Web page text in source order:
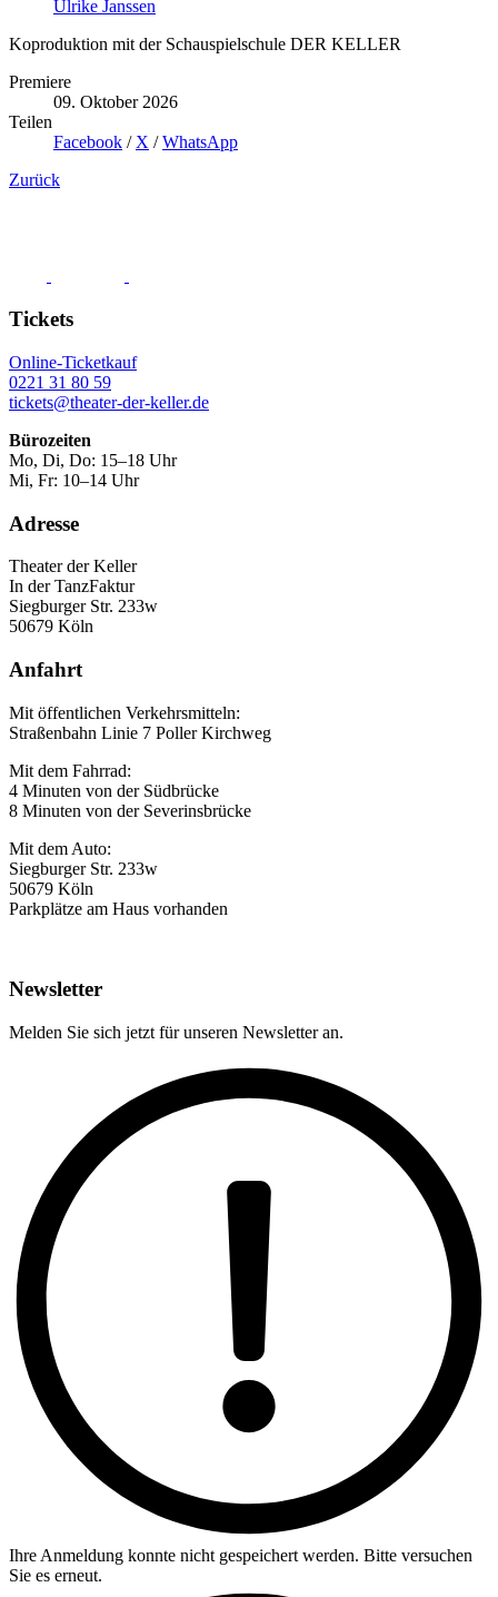
Ulrike Janssen
Koproduktion mit der Schauspielschule DER KELLER
Premiere
09. Oktober 2026
Teilen
Facebook / X /WhatsApp
Zurück
Tickets
Online-Ticketkauf
0221 31 80 59
tickets@theater-der-keller.de
Bürozeiten
Mo, Di, Do: 15–18 Uhr
Mi, Fr: 10–14 Uhr
Adresse
Theater der Keller
In der TanzFaktur
Siegburger Str. 233w
50679 Köln
Anfahrt
Mit öffentlichen Verkehrsmitteln:
Straßenbahn Linie 7 Poller Kirchweg
Mit dem Fahrrad:
4 Minuten von der Südbrücke
8 Minuten von der Severinsbrücke
Mit dem Auto:
Siegburger Str. 233w
50679 Köln
Parkplätze am Haus vorhanden
Newsletter
Melden Sie sich jetzt für unseren Newsletter an.
Ihre Anmeldung konnte nicht gespeichert werden. Bitte versuchen
Sie es erneut.